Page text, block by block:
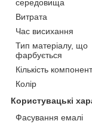
середовища
Витрата
Час висихання
Тип матеріалу, що
фарбується
Кількість
Колір
Користувацькі
Фасування емалі